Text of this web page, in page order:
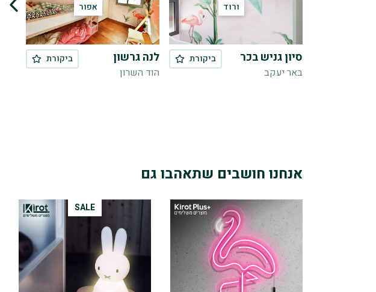
ורוד
סיון גניש בכר
באר יעקב
ביקורת 
אפור
לנה גרשון
הוד השרון
ביקורת 
אנחנו חושבים שתאהבו גם
SALE